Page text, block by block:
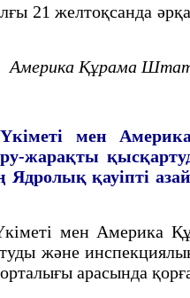
21 желтоқсанда
Америка Құрама
мен Америка
жарақты
Ядролық қауiптi
мен Америка
және
арасында